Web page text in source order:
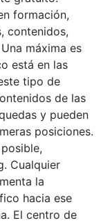
formación,
contenidos,
máxima es
está en las
tipo de
de las
y pueden
posiciones.
Cualquier
la
hacia ese
El centro de